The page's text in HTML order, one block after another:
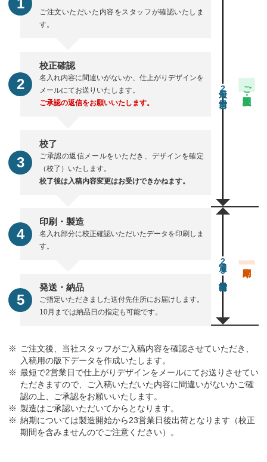
ご注文いただいた内容をスタッフが確認いたしま
す。
校正確認
名入れ内容に間違いがないか、仕上がりデザインを
メールにてお送りいたします。
ご承認の返信をお願いいたします。
校了
ご承認の返信メールをいただき、デザインを確定
（校了）いたします。
校了後は入稿内容変更はお受けできかねます。
2 ご注文・校正期間
印刷・製造
名入れ部分に校正確認いただいたデータを印刷しま
す。
発送・納品
ご指定いただきました送付先住所にお届けします。
10月までは納品日の指定も可能です。
通常23営業日後出荷
ご注文後、当社スタッフがご入稿内容を確認させていただき、
入稿用の版下データを作成いたします。
最短で2営業日で仕上がりデザインをメールにてお送りさせてい
ただきますので、ご入稿いただいた内容に間違いがないかご確
認の上、ご承認をお願いいたします。
製造はご承認いただいてからとなります。
納期については製造開始から23営業日後出荷となります（校正
期間を含みませんのでご注意ください）。